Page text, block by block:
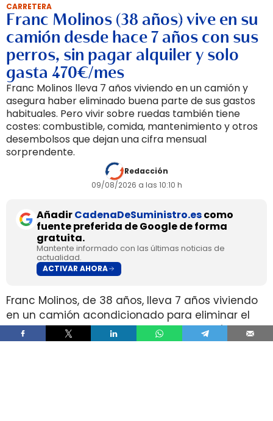
CARRETERA
Franc Molinos (38 años) vive en su
camión desde hace 7 años con sus
perros, sin pagar alquiler y solo
gasta 470€/mes
Franc Molinos lleva 7 años viviendo en un camión y
asegura haber eliminado buena parte de sus gastos
habituales. Pero vivir sobre ruedas también tiene
costes: combustible, comida, mantenimiento y otros
desembolsos que dejan una cifra mensual
sorprendente.
Redacción
09/08/2026 a las 10:10 h
AñadirCadenaDeSuministro.escomo
fuente preferida de Google de forma
gratuita.
Mantente informado con las últimas noticias de
actualidad.
ACTIVAR AHORA
Franc Molinos, de 38 años, lleva 7 años viviendo
en un camión acondicionado para eliminar el
alquiler y recortar sus gastos fijos. El vehículo
incorpora cocina, dormitorio, espacio de